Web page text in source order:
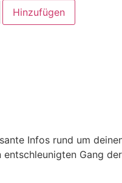
Hinzufügen
Infos rund um
Gang